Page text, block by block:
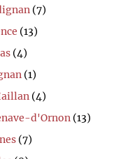
(7)
(13)
(4)
(1)
(4)
d'Ornon (13)
(7)